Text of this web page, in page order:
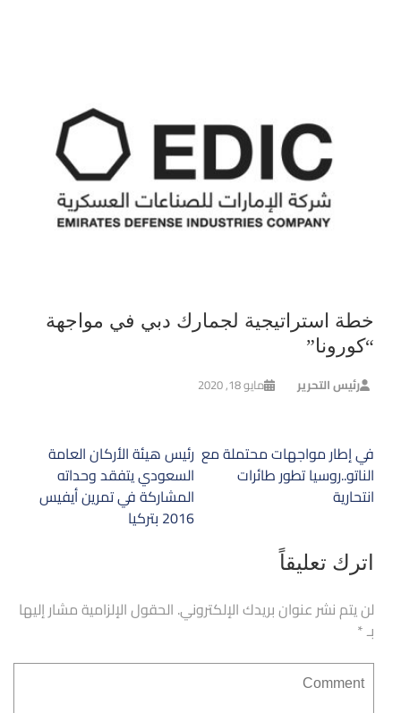
خطة استراتيجية لجمارك دبي في مواجهة
“كورونا”
رئيس التحرير مايو 18, 2020
تصفّح
المقالات
رئيس هيئة الأركان العامة
السعودي يتفقد وحداته
المشاركة في تمرين أيفيس
2016 بتركيا
في إطار مواجهات محتملة مع
الناتو..روسيا تطور طائرات
انتحارية
اترك تعليقاً
لن يتم نشر عنوان بريدك الإلكتروني. الحقول الإلزامية مشار إليها
بـ*